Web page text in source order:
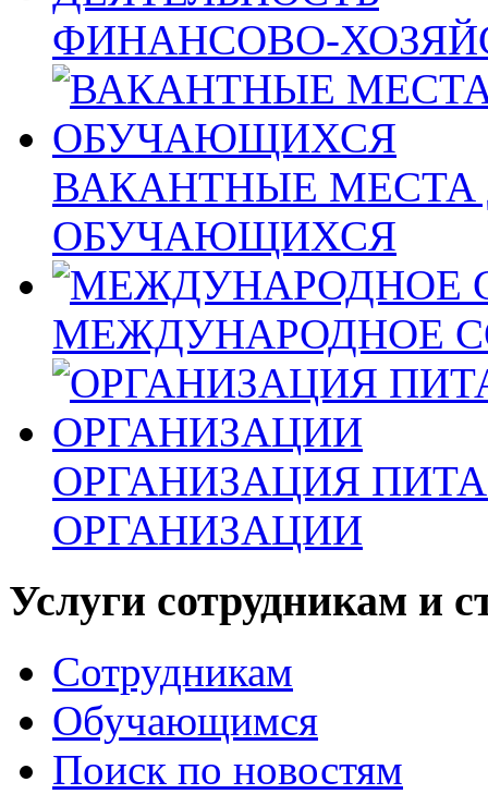
ФИНАНСОВО-
ВАКАНТНЫЕ МЕСТА
ОБУЧАЮЩИХСЯ
МЕЖДУНАРОДНОЕ
ОРГАНИЗАЦИЯ
ОРГАНИЗАЦИИ
Услуги сотрудникам и
Сотрудникам
Обучающимся
Поиск по новостям